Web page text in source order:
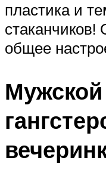
пластика и
стаканчиков!
общее